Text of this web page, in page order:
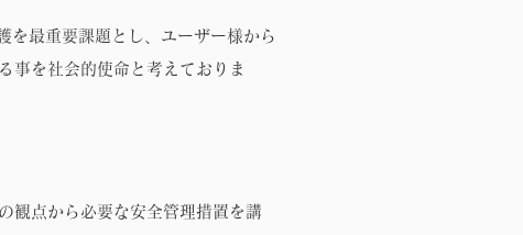
を最重要課題とし、ユーザー様から
事を社会的使命と考えておりま
観点から必要な安全管理措置を講